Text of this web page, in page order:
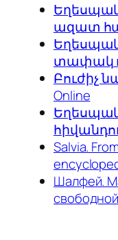
ազատ
տափակ
Բուժիչ
Online
Salvia.
Шалфей.